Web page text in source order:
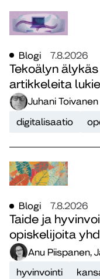
Blogi 7.8.2026
Tekoälyn
artikkeleita
Juhani Toivanen
digitalisaatio
Blogi 7.8.2026
Taide ja
opiskelijoita
Anu Piispanen,
hyvinvointi